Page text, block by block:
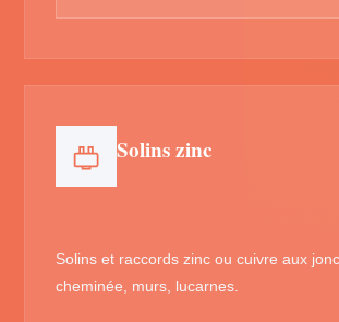
Solins zinc
Solins et raccords zinc ou cuivre aux
cheminée, murs, lucarnes.